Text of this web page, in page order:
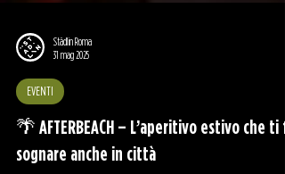
31 mag 2025
EVENTI
🌴 AFTERBEACH – L’aperitivo estivo che ti